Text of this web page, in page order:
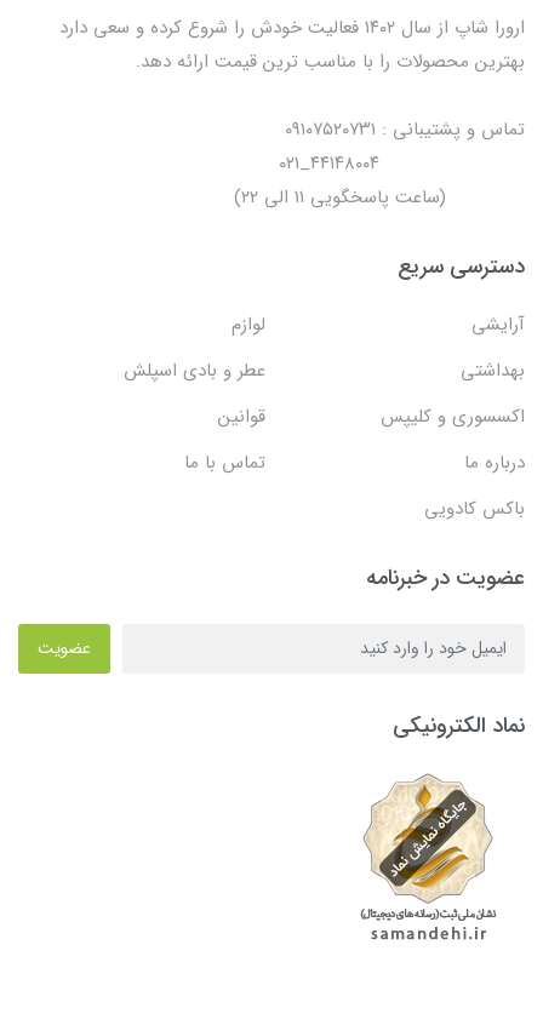
ارورا شاپ از سال ۱۴۰۲ فعالیت خودش را شروع کرده و سعی دارد
بهترین محصولات را با مناسب ترین قیمت ارائه دهد.
تماس و پشتیبانی : ۰۹۱۰۷۵۲۰۷۳۱
(ساعت پاسخگویی ۱۱ الی ۲۲)
دسترسی سریع
آرایشی
لوازم
بهداشتی
عطر و بادی اسپلش
اکسسوری و کلیپس
قوانین
درباره ما
تماس با ما
باکس کادویی
عضویت در خبرنامه
عضویت
نماد الکترونیکی